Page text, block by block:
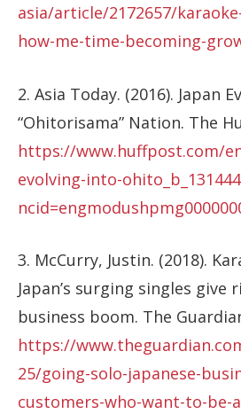
asia/article/2172657/
how-me-time-becoming-
2. Asia Today. (2016). Japan
“Ohitorisama” Nation. The
https://www.huffpost.com/
evolving-into-
3. McCurry, Justin. (2018).
Japan’s surging singles give
business boom. The
https://
25/going-solo-japanese-
customers-who-want-to-be-